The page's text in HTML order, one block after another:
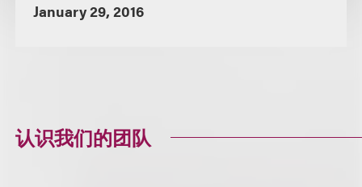
January 29, 2016
认识我们的团队